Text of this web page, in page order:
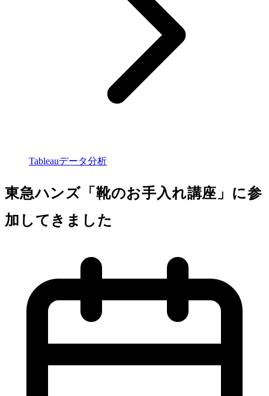
Tableauデータ分析
東急ハンズ「靴のお手入れ講座」に参
加してきました